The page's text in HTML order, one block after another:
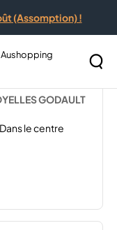
(Assomption) !
GODAULT
Dans le centre